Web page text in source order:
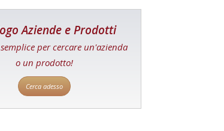
Aziende e Prodotti
per cercare un'azienda
o un prodotto!
Cerca adesso